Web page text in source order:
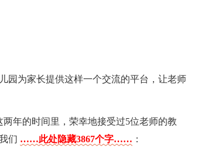
园为家长提供这样一个交流的平台，让老师
年的时间里，荣幸地接受过5位老师的教
们 ……此处隐藏3867个字…… ：